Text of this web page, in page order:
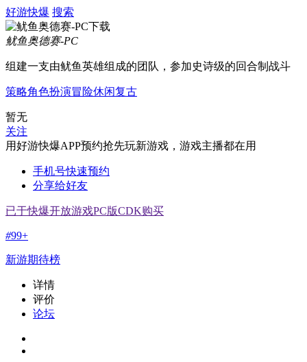
好游快爆 搜索
鱿鱼奥德赛-PC
组建一支由鱿鱼英雄组成的团队，参加史诗级的回合制战斗
策略角色扮演冒险休闲复古
暂无
关注
用好游快爆APP预约抢先玩新游戏，游戏主播都在用
手机号快速预约
分享给好友
已于快爆开放游戏PC版CDK购买
#99+
新游期待榜
详情
评价
论坛